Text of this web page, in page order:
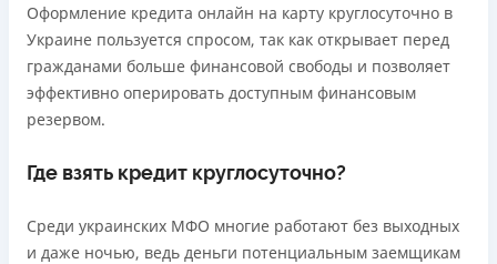
Оформление кредита онлайн на карту круглосуточно в
Украине пользуется спросом, так как открывает перед
гражданами больше финансовой свободы и позволяет
эффективно оперировать доступным финансовым
резервом.
Где взять кредит круглосуточно?
Среди украинских МФО многие работают без выходных
и даже ночью, ведь деньги потенциальным заемщикам